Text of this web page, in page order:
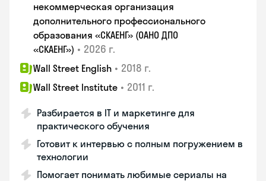
некоммерческая организация
дополнительного профессионального
образования «СКАЕНГ» (ОАНО ДПО
«СКАЕНГ») • 2026 г.
Wall Street English • 2018 г.
Wall Street Institute • 2011 г.
Разбирается в IT и маркетинге для
практического обучения
Готовит к интервью с полным погружением в
технологии
Помогает понимать любимые сериалы на